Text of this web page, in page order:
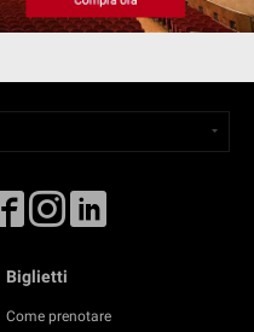
Biglietti
Come prenotare